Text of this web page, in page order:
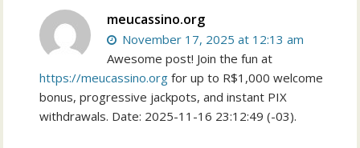
meucassino.org
November 17, 2025 at 12:13 am
Awesome post! Join the fun at
https://meucassino.org for up to R$1,000 welcome
bonus, progressive jackpots, and instant PIX
withdrawals. Date: 2025-11-16 23:12:49 (-03).